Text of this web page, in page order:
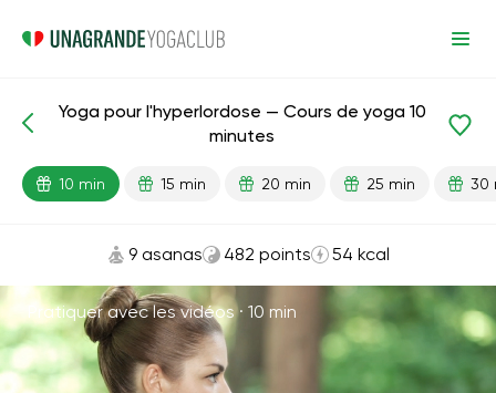
Petit dos Dos
Yoga pour l'hyperlordose — Cours de yoga 10
minutes
10 min 15 min 20 min 25 min 30
9 asanas 482 points 54 kcal
Pratiquer avec les vidéos · 10 min